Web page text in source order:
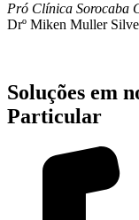
Pró Clínica Sorocaba
Drº Miken Muller
Soluções em
Particular